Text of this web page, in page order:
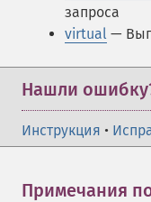
запроса
virtual —
Нашли
Инструкция •
Примечания